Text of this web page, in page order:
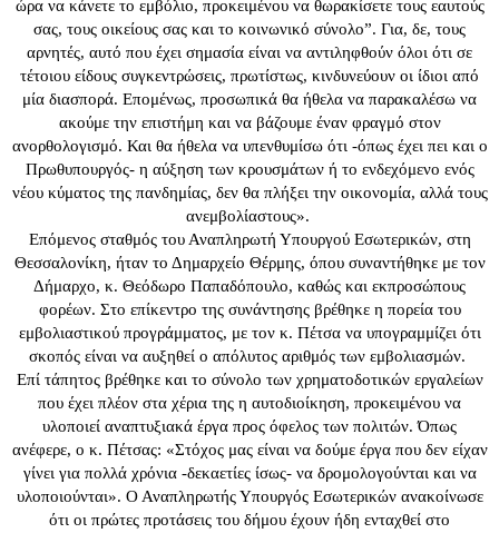
ώρα να κάνετε το εμβόλιο, προκειμένου να θωρακίσετε τους εαυτούς
σας, τους οικείους σας και το κοινωνικό σύνολο”. Για, δε, τους
αρνητές, αυτό που έχει σημασία είναι να αντιληφθούν όλοι ότι σε
τέτοιου είδους συγκεντρώσεις, πρωτίστως, κινδυνεύουν οι ίδιοι από
μία διασπορά. Επομένως, προσωπικά θα ήθελα να παρακαλέσω να
ακούμε την επιστήμη και να βάζουμε έναν φραγμό στον
ανορθολογισμό. Και θα ήθελα να υπενθυμίσω ότι -όπως έχει πει και ο
Πρωθυπουργός- η αύξηση των κρουσμάτων ή το ενδεχόμενο ενός
νέου κύματος της πανδημίας, δεν θα πλήξει την οικονομία, αλλά τους
ανεμβολίαστους».
Επόμενος σταθμός του Αναπληρωτή Υπουργού Εσωτερικών, στη
Θεσσαλονίκη, ήταν το Δημαρχείο Θέρμης, όπου συναντήθηκε με τον
Δήμαρχο, κ. Θεόδωρο Παπαδόπουλο, καθώς και εκπροσώπους
φορέων. Στο επίκεντρο της συνάντησης βρέθηκε η πορεία του
εμβολιαστικού προγράμματος, με τον κ. Πέτσα να υπογραμμίζει ότι
σκοπός είναι να αυξηθεί ο απόλυτος αριθμός των εμβολιασμών.
Επί τάπητος βρέθηκε και το σύνολο των χρηματοδοτικών εργαλείων
που έχει πλέον στα χέρια της η αυτοδιοίκηση, προκειμένου να
υλοποιεί αναπτυξιακά έργα προς όφελος των πολιτών. Όπως
ανέφερε, ο κ. Πέτσας: «Στόχος μας είναι να δούμε έργα που δεν είχαν
γίνει για πολλά χρόνια -δεκαετίες ίσως- να δρομολογούνται και να
υλοποιούνται». Ο Αναπληρωτής Υπουργός Εσωτερικών ανακοίνωσε
ότι οι πρώτες προτάσεις του δήμου έχουν ήδη ενταχθεί στο